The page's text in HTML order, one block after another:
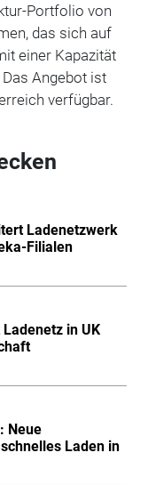
Portfolio von
das sich auf
einer Kapazität
Angebot ist
verfügbar.
Ladenetzwerk
Filialen
in UK
Neue
Laden in